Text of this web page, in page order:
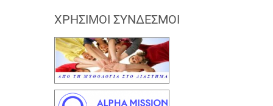
ΧΡΉΣΙΜΟΙ ΣΎΝΔΕΣΜΟΙ